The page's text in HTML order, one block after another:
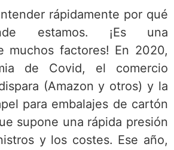
rápidamente por qué
estamos. ¡Es una
muchos factores! En 2020,
de Covid, el comercio
(Amazon y otros) y la
para embalajes de cartón
supone una rápida presión
y los costes. Ese año,